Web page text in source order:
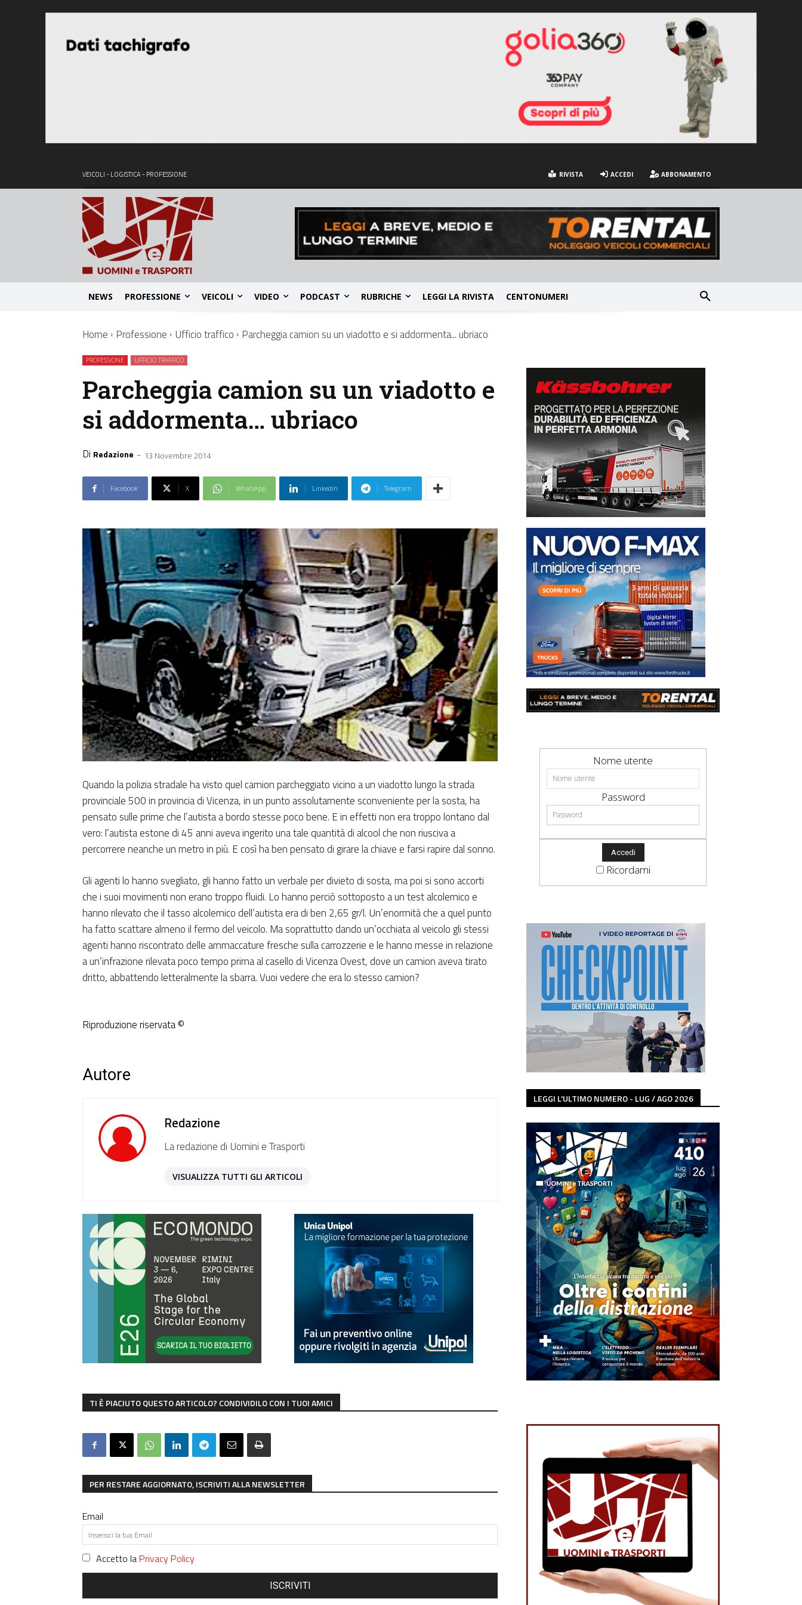
VEICOLI - LOGISTICA - PROFESSIONE RIVISTA ACCEDI ABBONAMENTO
NEWS PROFESSIONE VEICOLI VIDEO PODCAST RUBRICHE LEGGI LA RIVISTA CENTONUMERI
Home Professione Ufficio traffico Parcheggia camion su un viadotto e si addormenta... ubriaco
PROFESSIONE UFFICIO TRAFFICO
Parcheggia camion su un viadotto e
si addormenta… ubriaco
Di Redazione - 13 Novembre 2014
Facebook X WhatsApp Linkedin Telegram
Quando la polizia stradale ha visto quel camion parcheggiato vicino a un viadotto lungo la strada
provinciale 500 in provincia di Vicenza, in un punto assolutamente sconveniente per la sosta, ha
pensato sulle prime che l’autista a bordo stesse poco bene. E in effetti non era troppo lontano dal
vero: l’autista estone di 45 anni aveva ingerito una tale quantità di alcool che non riusciva a
percorrere neanche un metro in più. E così ha ben pensato di girare la chiave e farsi rapire dal sonno.
Gli agenti lo hanno svegliato, gli hanno fatto un verbale per divieto di sosta, ma poi si sono accorti
che i suoi movimenti non erano troppo fluidi. Lo hanno perciò sottoposto a un test alcolemico e
hanno rilevato che il tasso alcolemico dell’autista era di ben 2,65 gr/l. Un’enormità che a quel punto
ha fatto scattare almeno il fermo del veicolo. Ma soprattutto dando un’occhiata al veicolo gli stessi
agenti hanno riscontrato delle ammaccature fresche sulla carrozzerie e le hanno messe in relazione
a un’infrazione rilevata poco tempo prima al casello di Vicenza Ovest, dove un camion aveva tirato
dritto, abbattendo letteralmente la sbarra. Vuoi vedere che era lo stesso camion?
Riproduzione riservata ©
Autore
Redazione
La redazione di Uomini e Trasporti
VISUALIZZA TUTTI GLI ARTICOLI
TI È PIACIUTO QUESTO ARTICOLO? CONDIVIDILO CON I TUOI AMICI
PER RESTARE AGGIORNATO, ISCRIVITI ALLA NEWSLETTER
Email
Accetto la Privacy Policy
ISCRIVITI
Nome utente
Password
Ricordami
LEGGI L'ULTIMO NUMERO - LUG / AGO 2026